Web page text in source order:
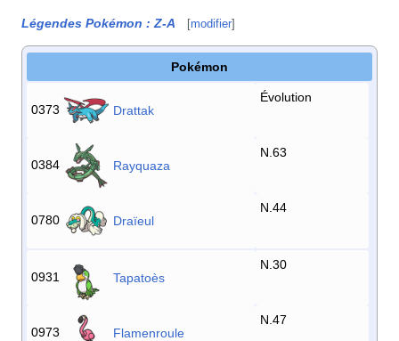
Légendes Pokémon : Z-A [modifier]
Pokémon
0373 Drattak
Évolution
0384 Rayquaza
N.63
0780 Draïeul
N.44
0931 Tapatoès
N.30
0973 Flamenroule
N.47